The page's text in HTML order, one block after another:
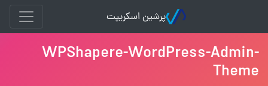
پرشین اسکریپت
WPShapere-WordPress-Admin-
Theme